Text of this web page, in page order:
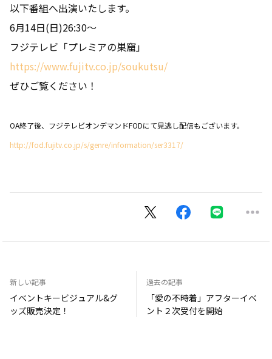
以下番組へ出演いたします。
6月14日(日)26:30〜
フジテレビ「プレミアの巣窟」
https://www.fujitv.co.jp/soukutsu/
ぜひご覧ください！
OA終了後、フジテレビオンデマンドFODにて見逃し配信もございます。
http://fod.fujitv.co.jp/s/genre/information/ser3317/
新しい記事
イベントキービジュアル&グ
ッズ販売決定！
過去の記事
「愛の不時着」アフターイベ
ント２次受付を開始